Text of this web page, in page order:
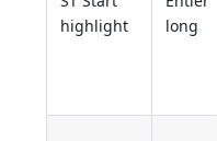
highlight
long